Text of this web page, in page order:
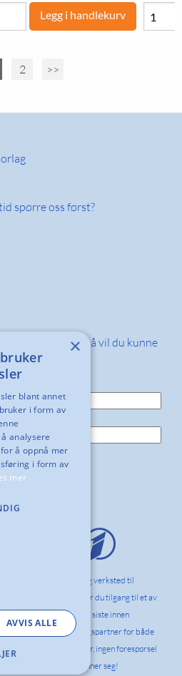
Legg i handlekurv
2 >>
spørre oss først?
nedenfor så vil du kunne
tilbud!
innreder kontor, skole og verksted til
hele Norden. Hos oss får du tilgang til et av
sortiment med det siste innen
Vi er din innredningspartner for både
og enkelt produkter, ingen forespørsel
alltid oss først, det lønner seg!
×
blant annet
i form av
analysere
å oppnå mer
i form av
mer
AVVIS ALLE